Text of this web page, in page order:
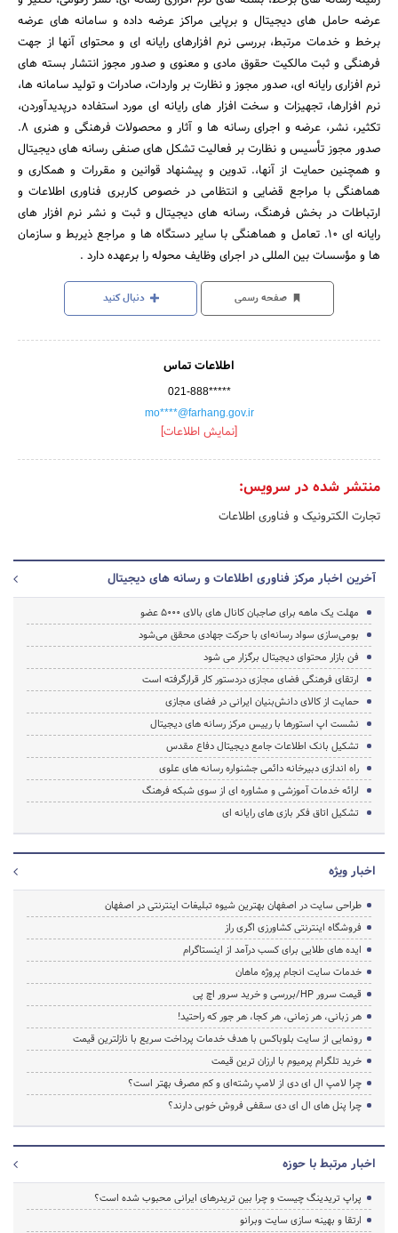
عرضه حامل های دیجیتال و برپایی مراکز عرضه داده و سامانه های عرضه
برخط و خدمات مرتبط، بررسی نرم افزارهای رایانه ای و محتوای آنها از جهت
فرهنگی و ثبت مالکیت حقوق مادی و معنوی و صدور مجوز انتشار بسته های
نرم افزاری رایانه ای، صدور مجوز و نظارت بر واردات، صادرات و تولید سامانه ها،
نرم افزارها، تجهیزات و سخت افزار های رایانه ای مورد استفاده درپدیدآوردن،
تکثیر، نشر، عرضه و اجرای رسانه ها و آثار و محصولات فرهنگی و هنری 8.
صدور مجوز تأسیس و نظارت بر فعالیت تشکل های صنفی رسانه های دیجیتال
و همچنین حمایت از آنها،. تدوین و پیشنهاد قوانین و مقررات و همکاری و
هماهنگی با مراجع قضایی و انتظامی در خصوص کاربری فناوری اطلاعات و
ارتباطات در بخش فرهنگ، رسانه های دیجیتال و ثبت و نشر نرم افزار های
رایانه ای 10. تعامل و هماهنگی با سایر دستگاه ها و مراجع ذیربط و سازمان
ها و مؤسسات بین المللی در اجرای وظایف محوله را برعهده دارد .
صفحه رسمی دنبال کنید
اطلاعات تماس
021-888*****
mo****@farhang.gov.ir
[نمایش اطلاعات]
منتشر شده در سرویس:
تجارت الکترونیک و فناوری اطلاعات
آخرین اخبار مرکز فناوری اطلاعات و رسانه های دیجیتال
مهلت یک ماهه برای صاجبان کانال های بالای 5000 عضو
بومی‌سازی سواد رسانه‌ای با حرکت جهادی محقق می‌شود
فن بازار محتوای دیجیتال برگزار می شود
ارتقای فرهنگی فضای مجازی دردستور کار قرارگرفته است
حمایت از کالای دانش‌بنیان ایرانی در فضای مجازی
نشست اپ استورها با رییس مرکز رسانه های دیجیتال
تشکیل بانک اطلاعات جامع دیجیتال دفاع مقدس
راه اندازی دبیرخانه دائمی جشنواره رسانه های علوی
ارائه خدمات آموزشی و مشاوره ای از سوی شبکه فرهنگ
تشکیل اتاق فکر بازی های رایانه ای
اخبار ویژه
طراحی سایت در اصفهان بهترین شیوه تبلیغات اینترنتی در اصفهان
فروشگاه اینترنتی کشاورزی اگری راز
ایده های طلایی برای کسب درآمد از اینستاگرام
خدمات سایت انجام پروژه ماهان
قیمت سرور HP/بررسی و خرید سرور اچ پی
هر زبانی، هر زمانی، هر کجا، هر جور که راحتید!
رونمایی از سایت بلوباکس با هدف خدمات پرداخت سریع با نازلترین قیمت
خرید تلگرام پرمیوم با ارزان ترین قیمت
چرا لامپ ال ای دی از لامپ رشته‌ای و کم مصرف بهتر است؟
چرا پنل های ال ای دی سقفی فروش خوبی دارند؟
اخبار مرتبط با حوزه
پراپ تریدینگ چیست و چرا بین تریدرهای ایرانی محبوب شده است؟
ارتقا و بهینه سازی سایت وبرانو